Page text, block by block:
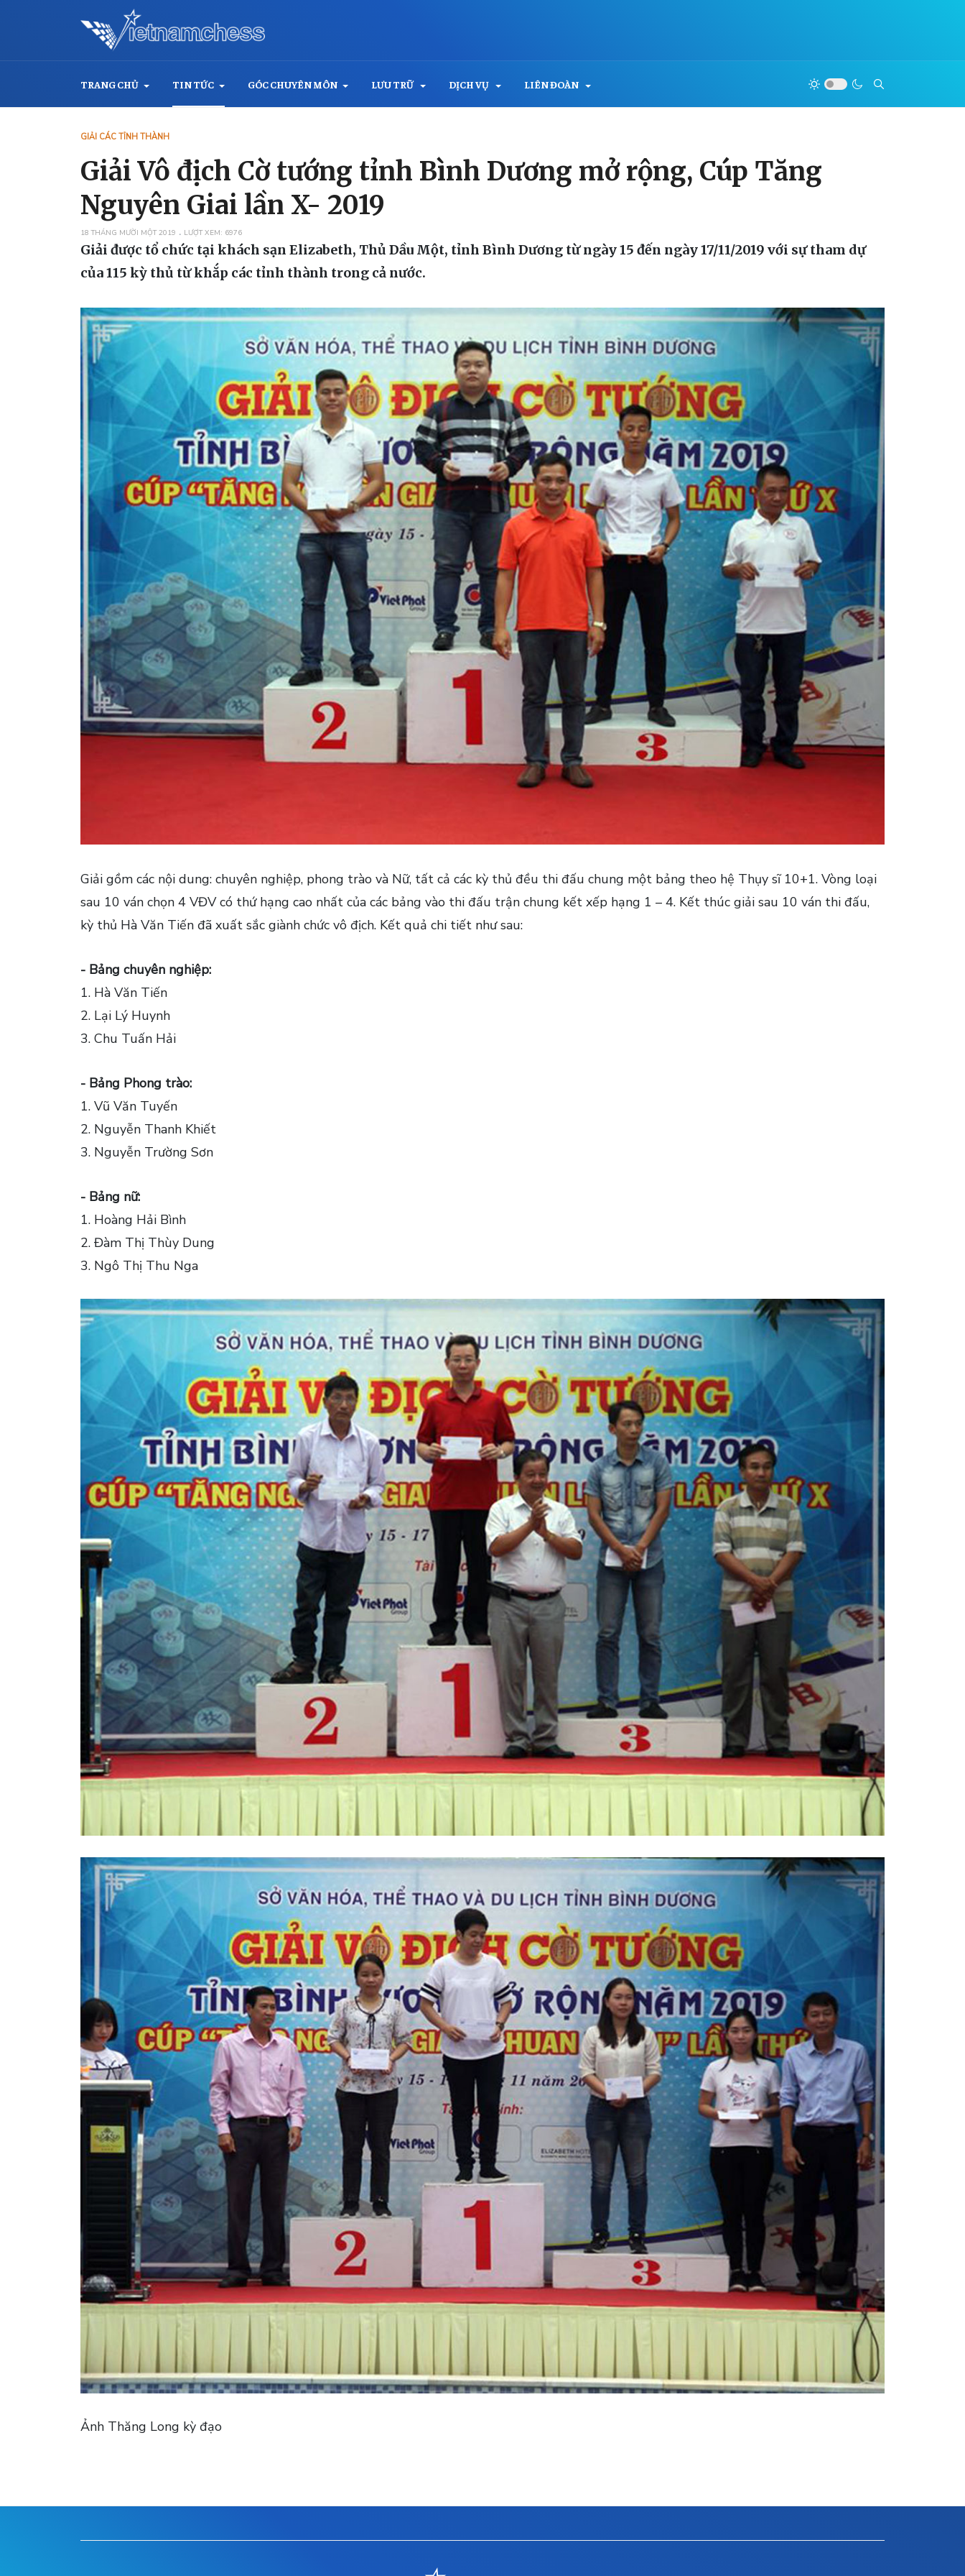
TRANG CHỦ TIN TỨC GÓC CHUYÊN MÔN LƯU TRỮ DỊCH VỤ LIÊN ĐOÀN
GIẢI CÁC TỈNH THÀNH
Giải Vô địch Cờ tướng tỉnh Bình Dương mở rộng, Cúp Tăng
Nguyên Giai lần X- 2019
18 THÁNG MƯỜI MỘT 2019 LƯỢT XEM: 6976
Giải được tổ chức tại khách sạn Elizabeth, Thủ Dầu Một, tỉnh Bình Dương từ ngày 15 đến ngày 17/11/2019 với sự tham dự
của 115 kỳ thủ từ khắp các tỉnh thành trong cả nước.
Giải gồm các nội dung: chuyên nghiệp, phong trào và Nữ, tất cả các kỳ thủ đều thi đấu chung một bảng theo hệ Thụy sĩ 10+1. Vòng loại
sau 10 ván chọn 4 VĐV có thứ hạng cao nhất của các bảng vào thi đấu trận chung kết xếp hạng 1 – 4. Kết thúc giải sau 10 ván thi đấu,
kỳ thủ Hà Văn Tiến đã xuất sắc giành chức vô địch. Kết quả chi tiết như sau:
- Bảng chuyên nghiệp:
1. Hà Văn Tiến
2. Lại Lý Huynh
3. Chu Tuấn Hải
- Bảng Phong trào:
1. Vũ Văn Tuyến
2. Nguyễn Thanh Khiết
3. Nguyễn Trường Sơn
- Bảng nữ:
1. Hoàng Hải Bình
2. Đàm Thị Thùy Dung
3. Ngô Thị Thu Nga
Ảnh Thăng Long kỳ đạo